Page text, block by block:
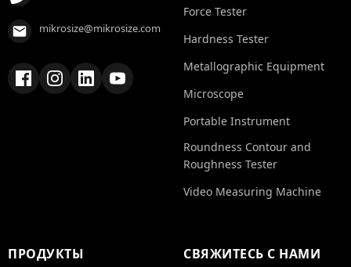
mikrosize@mikrosize.com
Force Tester
Hardness Tester
Metallographic Equipment
Microscope
Portable Instrument
Roundness Contour and
Roughness Tester
Video Measuring Machine
ПРОДУКТЫ СВЯЖИТЕСЬ С НАМИ